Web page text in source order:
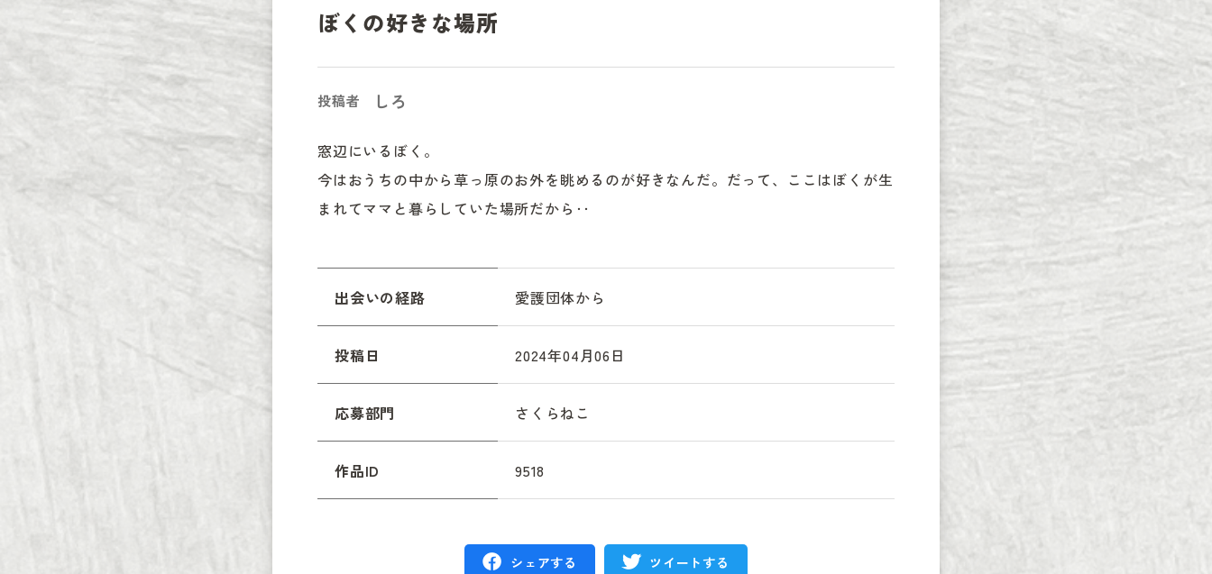
ぼくの好きな場所
投稿者 しろ
窓辺にいるぼく。
今はおうちの中から草っ原のお外を眺めるのが好きなんだ。だって、ここはぼくが生
まれてママと暮らしていた場所だから‥
出会いの経路 愛護団体から
投稿日 2024年04月06日
応募部門 さくらねこ
作品ID 9518
シェアする ツイートする